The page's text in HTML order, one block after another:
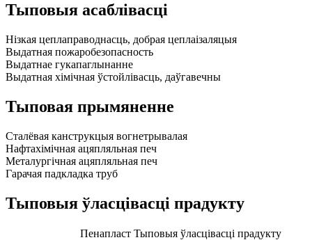
Тыповыя асаблівасці
Нізкая цеплаправоднасць, добрая цеплаізаляцыя
Выдатная пожаробезопасность
Выдатнае гукапаглынанне
Выдатная хімічная ўстойлівасць, даўгавечны
Тыповая прымяненне
Сталёвая канструкцыя вогнетрывалая
Нафтахімічная ацяпляльная печ
Металургічная ацяпляльная печ
Гарачая падкладка труб
Тыповыя ўласцівасці прадукту
Пенапласт Тыповыя ўласцівасці прадукту